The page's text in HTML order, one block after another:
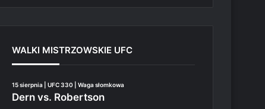
WALKI MISTRZOWSKIE UFC
15 sierpnia | UFC 330 | Waga słomkowa
Dern vs. Robertson